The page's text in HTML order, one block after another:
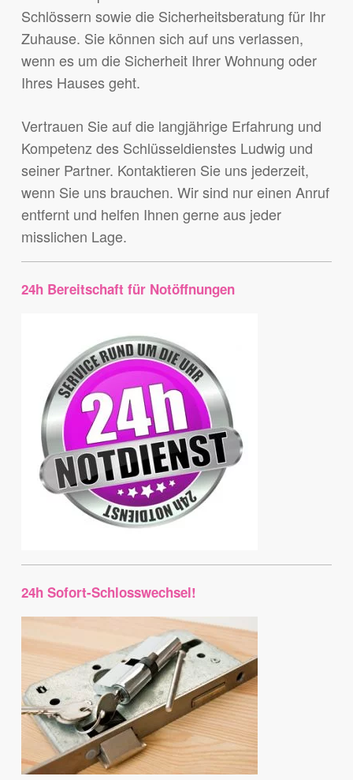
Schlössern sowie die Sicherheitsberatung für Ihr
Zuhause. Sie können sich auf uns verlassen,
wenn es um die Sicherheit Ihrer Wohnung oder
Ihres Hauses geht.
Vertrauen Sie auf die langjährige Erfahrung und
Kompetenz des Schlüsseldienstes Ludwig und
seiner Partner. Kontaktieren Sie uns jederzeit,
wenn Sie uns brauchen. Wir sind nur einen Anruf
entfernt und helfen Ihnen gerne aus jeder
misslichen Lage.
24h Bereitschaft für Notöffnungen
24h Sofort-Schlosswechsel!